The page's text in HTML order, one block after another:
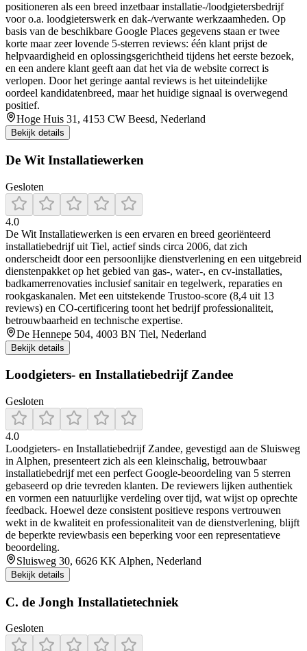
positioneren als een breed inzetbaar installatie-/loodgietersbedrijf
voor o.a. loodgieterswerk en dak-/verwante werkzaamheden. Op
basis van de beschikbare Google Places gegevens staan er twee
korte maar zeer lovende 5-sterren reviews: één klant prijst de
helpvaardigheid en oplossingsgerichtheid tijdens het eerste bezoek,
en een andere klant geeft aan dat het via de website correct is
verlopen. Door het geringe aantal reviews is het uiteindelijke
oordeel kandidatenbreed, maar het huidige signaal is overwegend
positief.
Hoge Huis 31, 4153 CW Beesd, Nederland
Bekijk details
De Wit Installatiewerken
Gesloten
4.0
De Wit Installatiewerken is een ervaren en breed georiënteerd
installatiebedrijf uit Tiel, actief sinds circa 2006, dat zich
onderscheidt door een persoonlijke dienstverlening en een uitgebreid
dienstenpakket op het gebied van gas-, water-, en cv‑installaties,
badkamerrenovaties inclusief sanitair en tegelwerk, reparaties en
rookgaskanalen. Met een uitstekende Trustoo-score (8,4 uit 13
reviews) en CO‑certificering toont het bedrijf professionaliteit,
betrouwbaarheid en technische expertise.
De Hennepe 504, 4003 BN Tiel, Nederland
Bekijk details
Loodgieters- en Installatiebedrijf Zandee
Gesloten
4.0
Loodgieters‑ en Installatiebedrijf Zandee, gevestigd aan de Sluisweg
in Alphen, presenteert zich als een kleinschalig, betrouwbaar
installatiebedrijf met een perfect Google‑beoordeling van 5 sterren
gebaseerd op drie tevreden klanten. De reviewers lijken authentiek
en vormen een natuurlijke verdeling over tijd, wat wijst op oprechte
feedback. Hoewel deze consistent positieve respons vertrouwen
wekt in de kwaliteit en professionaliteit van de dienstverlening, blijft
de beperkte reviewbasis een beperking voor een representatieve
beoordeling.
Sluisweg 30, 6626 KK Alphen, Nederland
Bekijk details
C. de Jongh Installatietechniek
Gesloten